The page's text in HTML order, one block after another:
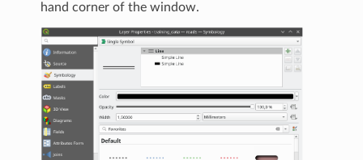
hand corner of the window.